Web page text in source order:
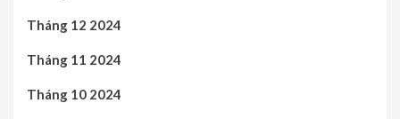
Tháng 12 2024
Tháng 11 2024
Tháng 10 2024